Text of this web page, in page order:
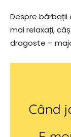
Despre bărbații
mai relaxați,
dragoste –